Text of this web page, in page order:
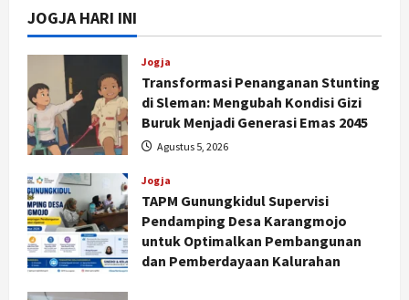
JOGJA HARI INI
Jogja
Transformasi Penanganan Stunting
di Sleman: Mengubah Kondisi Gizi
Buruk Menjadi Generasi Emas 2045
Agustus 5, 2026
Jogja
TAPM Gunungkidul Supervisi
Pendamping Desa Karangmojo
untuk Optimalkan Pembangunan
dan Pemberdayaan Kalurahan